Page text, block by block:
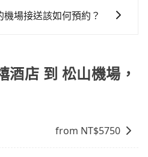
費用為200元/人，而夜間加
場接送該如何預約？
求的預定流程完成預定，完
發送確認郵件或簡訊，請妥
疑問或需要進一步協助，亦
酒店 到 松山機場，
from NT$5750